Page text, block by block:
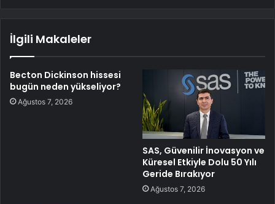
İlgili Makaleler
Becton Dickinson hissesi
bugün neden yükseliyor?
Ağustos 7, 2026
SAS, Güvenilir İnovasyon ve
Küresel Etkiyle Dolu 50 Yılı
Geride Bırakıyor
Ağustos 7, 2026